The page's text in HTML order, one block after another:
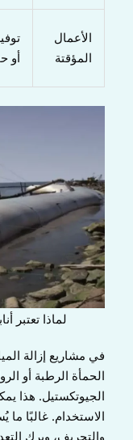
الأعمال
المؤقتة
أو
لماذا تعتبر
في مشاريع إزالة
الحمأة الرطبة أو
الجيوتكستيل. هذا
الاستخدام. غالبًا
والتجريف، وبرك